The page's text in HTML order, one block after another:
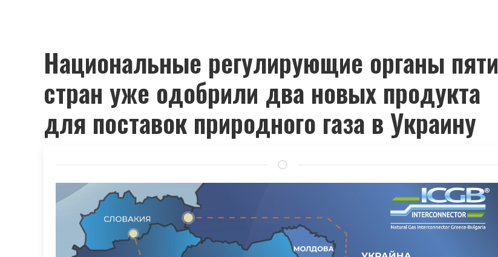
Национальные регулирующие органы пяти
стран уже одобрили два новых продукта
для поставок природного газа в Украину